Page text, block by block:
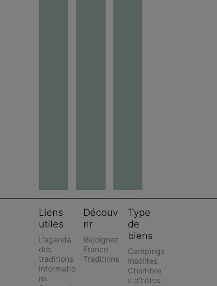
Liens
utiles
L'agenda
des
traditions
Informatio
ns
Découv
rir
Rejoignez
France
Traditions
Type
de
biens
Campings
Insolites
Chambre
s d'hôtes